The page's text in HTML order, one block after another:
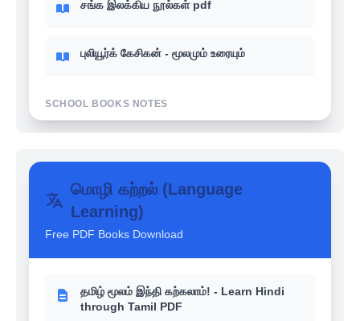
சங்க இலக்கிய நூல்கள் pdf
புலியூர்க் கேசிகன் - மூலமும் உரையும்
SCHOOL BOOKS NOTES
books வரலாறு (History)
உங்களுக்கு தெரியுமா? - 6th-12th School
books பொருளாதாரம் (Economics)
books இந்திய அரசியல் (Polity)
மொழி கற்றல் (Language
Learning)
Free PDF Books Download
தமிழ் மூலம் இந்தி கற்கலாம்! - Learn Hindi
through Tamil PDF